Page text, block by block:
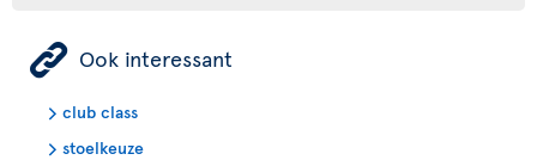
ÿ Ook interessant
club class
stoelkeuze